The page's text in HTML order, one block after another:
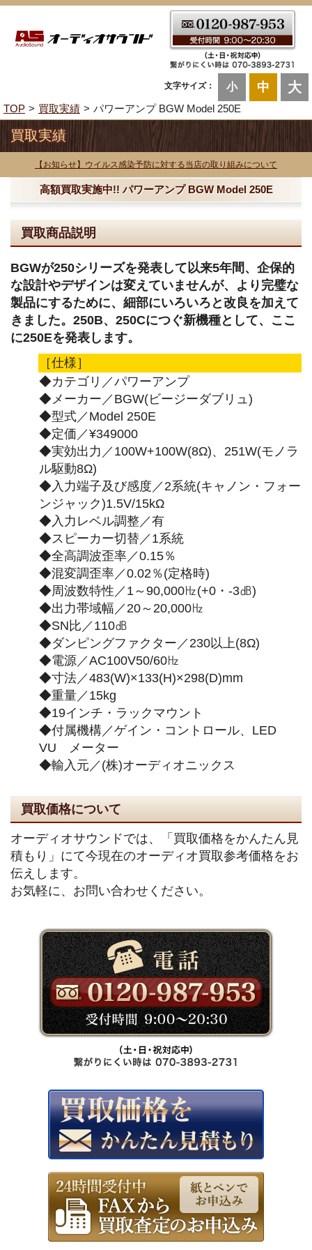
文字サイズ： 小 中 大
TOP 買取実績 パワーアンプ BGW Model 250E
買取実績
【お知らせ】ウイルス感染予防に対する当店の取り組みについて
高額買取実施中!! パワーアンプ BGW Model 250E
買取商品説明
BGWが250シリーズを発表して以来5年間、企保的
な設計やデザインは変えていませんが、より完璧な
製品にするために、細部にいろいろと改良を加えて
きました。250B、250Cにつぐ新機種として、ここ
に250Eを発表します。
［仕様］
◆カテゴリ／パワーアンプ
◆メーカー／BGW(ビージーダブリュ)
◆型式／Model 250E
◆定価／¥349000
◆実効出力／100W+100W(8Ω)、251W(モノラ
ル駆動8Ω)
◆入力端子及び感度／2系統(キャノン・フォー
ンジャック)1.5V/15kΩ
◆入力レベル調整／有
◆スピーカー切替／1系統
◆全高調波歪率／0.15％
◆混変調歪率／0.02％(定格時)
◆周波数特性／1～90,000㎐(+0・-3㏈)
◆出力帯域幅／20～20,000㎐
◆SN比／110㏈
◆ダンピングファクター／230以上(8Ω)
◆電源／AC100V50/60㎐
◆寸法／483(W)×133(H)×298(D)mm
◆重量／15kg
◆19インチ・ラックマウント
◆付属機構／ゲイン・コントロール、LED
VU メーター
◆輸入元／(株)オーディオニックス
買取価格について
オーディオサウンドでは、「買取価格をかんたん見
積もり」にて今現在のオーディオ買取参考価格をお
伝えします。
お気軽に、お問い合わせください。